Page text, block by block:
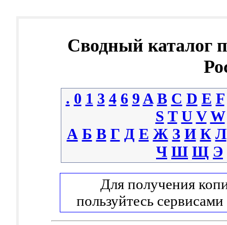
Сводный каталог
. 0 1 3 4 6 9 A B C D E F
S T U V W
А Б В Г Д Е Ж З И К Л
Ч Ш Щ Э
Для получения
пользуйтесь сервисами